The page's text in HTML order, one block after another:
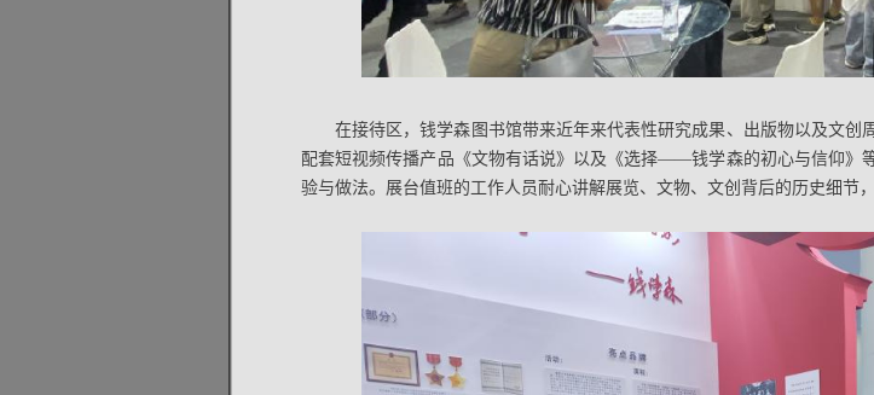
在接待区，钱学森图书馆带来近年来代表性研究成果、出版物以及文创
配套短视频传播产品《文物有话说》以及《选择——钱学森的初心与信仰》
验与做法。展台值班的工作人员耐心讲解展览、文物、文创背后的历史细节